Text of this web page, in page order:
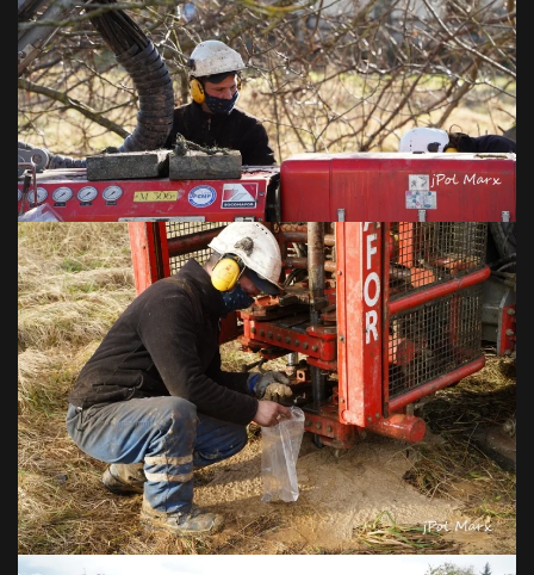
VOIR EN GRAND
VOIR EN GRAND